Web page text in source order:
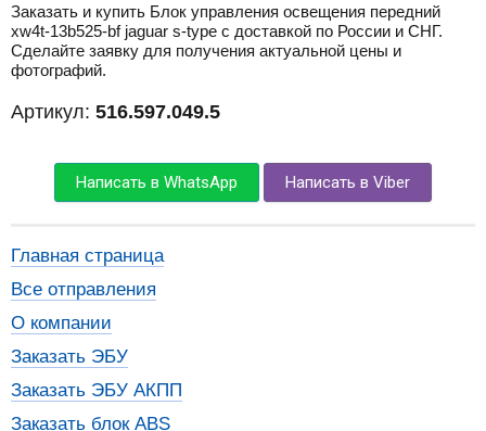
Заказать и купить Блок управления освещения передний
xw4t-13b525-bf jaguar s-type с доставкой по России и СНГ.
Сделайте заявку для получения актуальной цены и
фотографий.
Артикул: 516.597.049.5
Написать в WhatsApp Написать в Viber
Главная страница
Все отправления
О компании
Заказать ЭБУ
Заказать ЭБУ АКПП
Заказать блок ABS